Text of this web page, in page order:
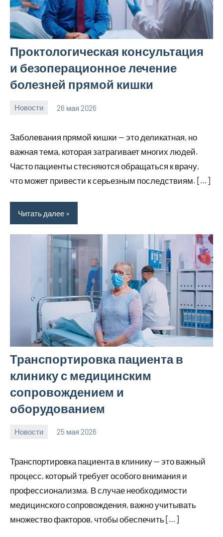
Проктологическая консультация
и безоперационное лечение
болезней прямой кишки
Новости 26 мая 2026
Заболевания прямой кишки — это деликатная, но
важная тема, которая затрагивает многих людей.
Часто пациенты стесняются обращаться к врачу,
что может привести к серьезным последствиям. […]
Читать далее
Транспортировка пациента в
клинику с медицинским
сопровождением и
оборудованием
Новости 25 мая 2026
Транспортировка пациента в клинику — это важный
процесс, который требует особого внимания и
профессионализма. В случае необходимости
медицинского сопровождения, важно учитывать
множество факторов, чтобы обеспечить […]